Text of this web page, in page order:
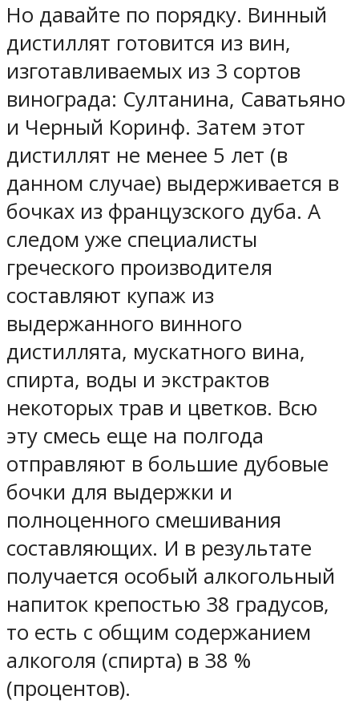
Но давайте по порядку. Винный
дистиллят готовится из вин,
изготавливаемых из 3 сортов
винограда: Султанина, Саватьяно
и Черный Коринф. Затем этот
дистиллят не менее 5 лет (в
данном случае) выдерживается в
бочках из французского дуба. А
следом уже специалисты
греческого производителя
составляют купаж из
выдержанного винного
дистиллята, мускатного вина,
спирта, воды и экстрактов
некоторых трав и цветков. Всю
эту смесь еще на полгода
отправляют в большие дубовые
бочки для выдержки и
полноценного смешивания
составляющих. И в результате
получается особый алкогольный
напиток крепостью 38 градусов,
то есть с общим содержанием
алкоголя (спирта) в 38 %
(процентов).